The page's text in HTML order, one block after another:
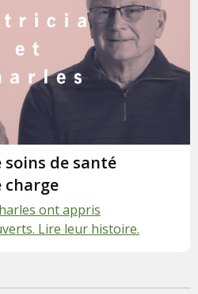
soins de santé
charge
ont appris
Lire leur histoire.